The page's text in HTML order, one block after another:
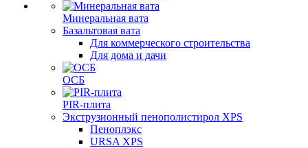
Минеральная вата
Базальтовая вата
Для коммерческого строительства
Для дома и дачи
ОСБ
PIR-плита
Экструзионный пенополистирол XPS
Пеноплэкс
URSA XPS